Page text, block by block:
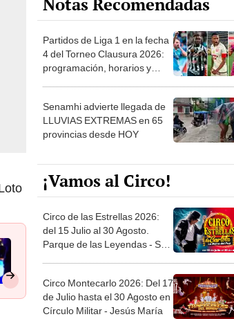
Partidos de Liga 1 en la fecha
4 del Torneo Clausura 2026:
programación, horarios y
Senamhi advierte llegada de
LLUVIAS EXTREMAS en 65
provincias desde HOY
¡Vamos al Circo!
Circo de las Estrellas 2026:
del 15 Julio al 30 Agosto.
Parque de las Leyendas - San
Circo Montecarlo 2026: Del 17
de Julio hasta el 30 Agosto en
Círculo Militar - Jesús María